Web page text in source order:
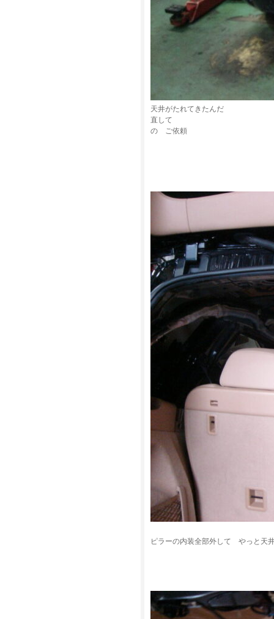
天井がたれてきたんだ
直して
の ご依頼
ピラーの内装全部外して やっと天